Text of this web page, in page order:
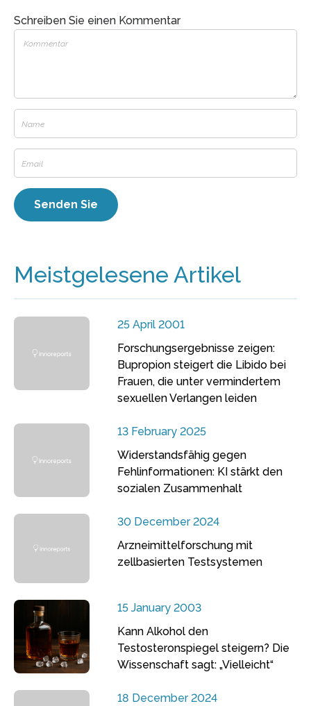
Schreiben Sie einen Kommentar
Meistgelesene Artikel
25 April 2001
Forschungsergebnisse zeigen:
Bupropion steigert die Libido bei
Frauen, die unter vermindertem
sexuellen Verlangen leiden
13 February 2025
Widerstandsfähig gegen
Fehlinformationen: KI stärkt den
sozialen Zusammenhalt
30 December 2024
Arzneimittelforschung mit
zellbasierten Testsystemen
15 January 2003
Kann Alkohol den
Testosteronspiegel steigern? Die
Wissenschaft sagt: „Vielleicht“
18 December 2024